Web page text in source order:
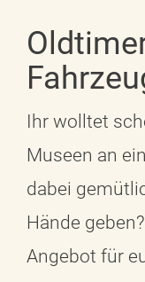
Ihr wolltet
Museen an
dabei
Hände
Angebot für